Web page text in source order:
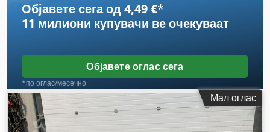
Објавете сега од 4,49 €*
11 милиони купувачи ве очекуваат
Објавете оглас сега
*по оглас/месечно
Мал оглас